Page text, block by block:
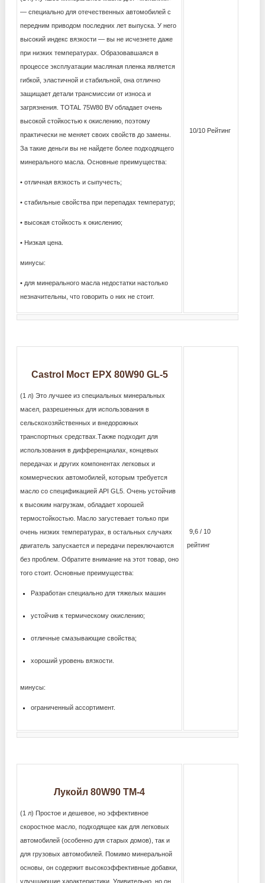
— специально для отечественных автомобилей с
передним приводом последних лет выпуска. У него
высокий индекс вязкости — вы не исчезнете даже
при низких температурах. Образовавшаяся в
процессе эксплуатации масляная пленка является
гибкой, эластичной и стабильной, она отлично
защищает детали трансмиссии от износа и
загрязнения. TOTAL 75W80 BV обладает очень
высокой стойкостью к окислению, поэтому
практически не меняет своих свойств до замены.
За такие деньги вы не найдете более подходящего
минерального масла. Основные преимущества:
• отличная вязкость и сыпучесть;
• стабильные свойства при перепадах температур;
• высокая стойкость к окислению;
• Низкая цена.
минусы:
• для минерального масла недостатки настолько
незначительны, что говорить о них не стоит.
10/10 Рейтинг
Castrol Мост EPX 80W90 GL-5
(1 л) Это лучшее из специальных минеральных
масел, разрешенных для использования в
сельскохозяйственных и внедорожных
транспортных средствах.Также подходит для
использования в дифференциалах, концевых
передачах и других компонентах легковых и
коммерческих автомобилей, которым требуется
масло со спецификацией API GL5. Очень устойчив
к высоким нагрузкам, обладает хорошей
термостойкостью. Масло загустевает только при
очень низких температурах, в остальных случаях
двигатель запускается и передачи переключаются
без проблем. Обратите внимание на этот товар, оно
того стоит. Основные преимущества:
Разработан специально для тяжелых машин
устойчив к термическому окислению;
отличные смазывающие свойства;
хороший уровень вязкости.
минусы:
ограниченный ассортимент.
9,6 / 10
рейтинг
Лукойл 80W90 TM-4
(1 л) Простое и дешевое, но эффективное
скоростное масло, подходящее как для легковых
автомобилей (особенно для старых домов), так и
для грузовых автомобилей. Помимо минеральной
основы, он содержит высокоэффективные добавки,
улучшающие характеристики. Удивительно, но он